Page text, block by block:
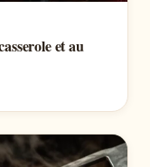
et au